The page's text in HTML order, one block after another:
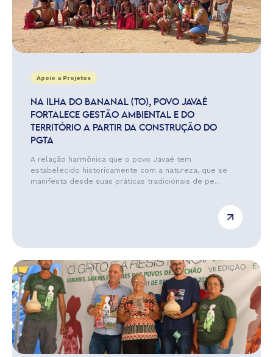
Apoio a Projetos
NA ILHA DO BANANAL (TO), POVO JAVAÉ
FORTALECE GESTÃO AMBIENTAL E DO
TERRITÓRIO A PARTIR DA CONSTRUÇÃO DO
PGTA
A relação harmônica que o povo Javaé tem
estabelecido historicamente com a natureza, que se
manifesta desde suas práticas tradicionais de pe...